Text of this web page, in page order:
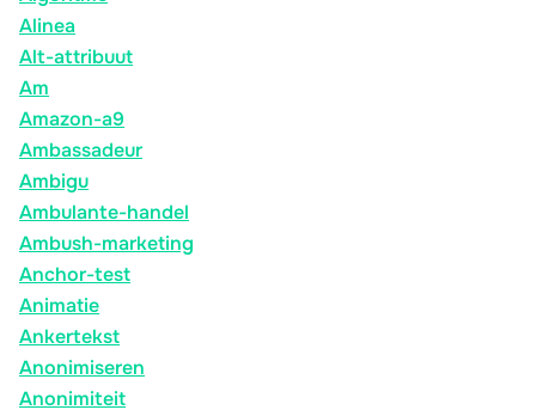
Alinea
Alt-attribuut
Am
Amazon-a9
Ambassadeur
Ambigu
Ambulante-handel
Ambush-marketing
Anchor-test
Animatie
Ankertekst
Anonimiseren
Anonimiteit